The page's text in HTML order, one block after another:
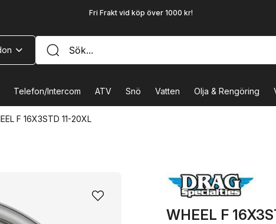
Fri Frakt vid köp över 1000 kr!
Telefon/Intercom ATV Snö Vatten Olja & Rengöring
F 16X3STD 11-20XL
WHEEL F